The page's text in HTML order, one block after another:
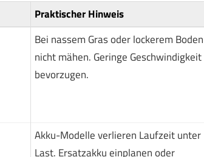
Praktischer Hinweis
Bei nassem Gras oder lockerem Boden
nicht mähen. Geringe Geschwindigkeit
bevorzugen.
Akku-Modelle verlieren Laufzeit unter
Last. Ersatzakku einplanen oder